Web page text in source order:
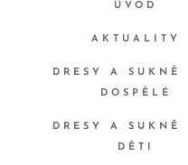
ÚVOD
AKTUALITY
DRESY A SUKNĚ
DOSPĚLÉ
DRESY A SUKNĚ
DĚTI